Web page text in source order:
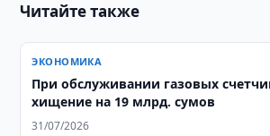
Читайте также
ЭКОНОМИКА
При обслуживании газовых
хищение на 19 млрд. сумов
31/07/2026